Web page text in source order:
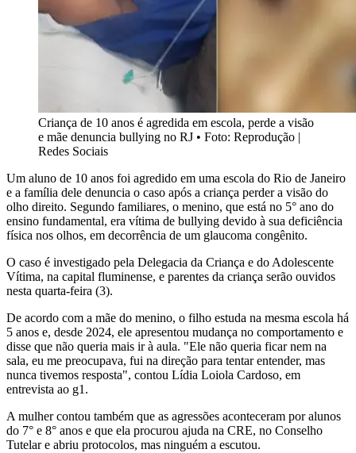
Criança de 10 anos é agredida em escola, perde a visão
e mãe denuncia bullying no RJ • Foto: Reprodução |
Redes Sociais
Um aluno de 10 anos foi agredido em uma escola do Rio de Janeiro
e a família dele denuncia o caso após a criança perder a visão do
olho direito. Segundo familiares, o menino, que está no 5° ano do
ensino fundamental, era vítima de bullying devido à sua deficiência
física nos olhos, em decorrência de um glaucoma congênito.
O caso é investigado pela Delegacia da Criança e do Adolescente
Vítima, na capital fluminense, e parentes da criança serão ouvidos
nesta quarta-feira (3).
De acordo com a mãe do menino, o filho estuda na mesma escola há
5 anos e, desde 2024, ele apresentou mudança no comportamento e
disse que não queria mais ir à aula. "Ele não queria ficar nem na
sala, eu me preocupava, fui na direção para tentar entender, mas
nunca tivemos resposta", contou Lídia Loiola Cardoso, em
entrevista ao g1.
A mulher contou também que as agressões aconteceram por alunos
do 7° e 8° anos e que ela procurou ajuda na CRE, no Conselho
Tutelar e abriu protocolos, mas ninguém a escutou.